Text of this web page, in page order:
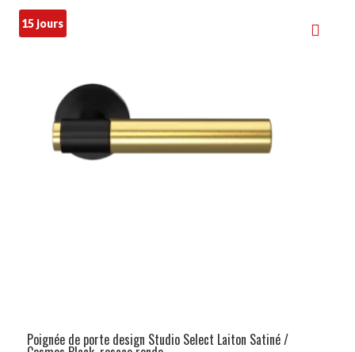
15 jours
Poignée de porte design Studio Select Laiton Satiné /